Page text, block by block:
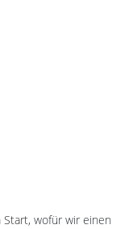
wofür wir einen